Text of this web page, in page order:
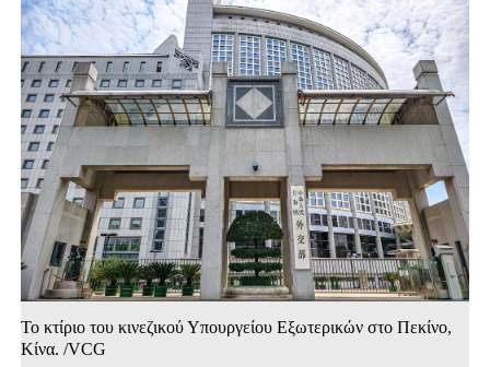
Το κτίριο του κινεζικού Υπουργείου Εξωτερικών στο Πεκίνο,
Κίνα. /VCG